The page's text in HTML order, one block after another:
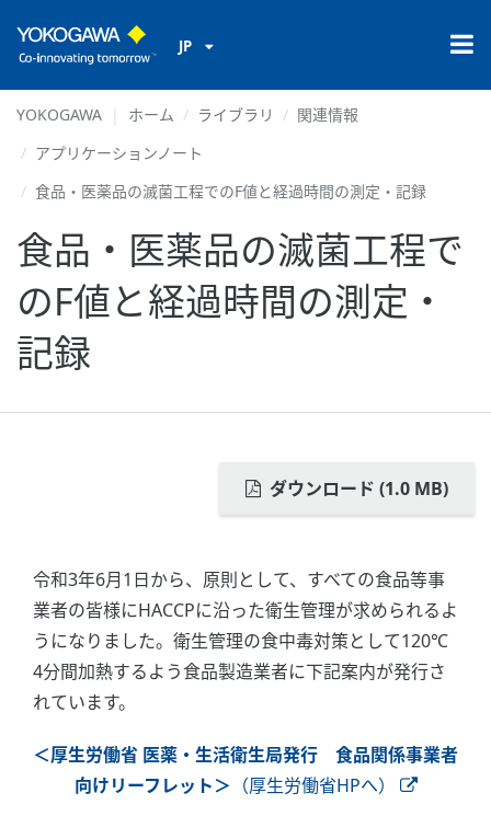
JP
YOKOGAWA ホーム ライブラリ
関連情報
アプリケーションノート
食品・医薬品の滅菌工程でのF値と経過時間の測定・記録
食品・医薬品の滅菌工程で
のF値と経過時間の測定・
記録
ダウンロード (1.0 MB)
令和3年6月1日から、原則として、すべての食品等事
業者の皆様にHACCPに沿った衛生管理が求められるよ
うになりました。衛生管理の食中毒対策として120℃
4分間加熱するよう食品製造業者に下記案内が発行さ
れています。
＜厚生労働省 医薬・生活衛生局発行 食品関係事業者
向けリーフレット＞ （厚生労働省HPへ）